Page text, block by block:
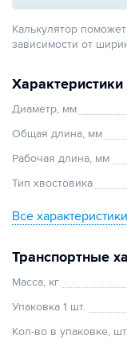
Калькулятор
зависимости от
Характеристики
Диаметр, мм
Общая длина, мм
Рабочая длина, мм
Тип хвостовика
Все характеристики
Транспортные
Масса, кг
Упаковка 1 шт.
Кол-во в упаковке, шт.